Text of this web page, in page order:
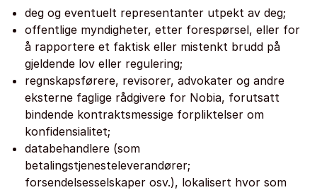
deg og eventuelt representanter utpekt av deg;
offentlige myndigheter, etter forespørsel, eller for
å rapportere et faktisk eller mistenkt brudd på
gjeldende lov eller regulering;
regnskapsførere, revisorer, advokater og andre
eksterne faglige rådgivere for Nobia, forutsatt
bindende kontraktsmessige forpliktelser om
konfidensialitet;
databehandlere (som
betalingstjenesteleverandører;
forsendelsesselskaper osv.), lokalisert hvor som